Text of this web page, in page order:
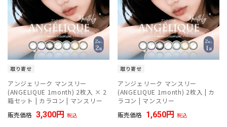
取り寄せ
アンジェリーク マンスリー
(ANGELIQUE 1month) 2枚入 × 2
箱セット | カラコン | マンスリー
販売価格 3,300 税込
取り寄せ
アンジェリーク マンスリー
(ANGELIQUE 1month) 2枚入 | カ
ラコン | マンスリー
販売価格 1,650 税込